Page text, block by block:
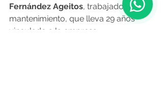
Fernández Ageitos, trabajador de
mantenimiento, que lleva 29 años
vinculado a la empresa.